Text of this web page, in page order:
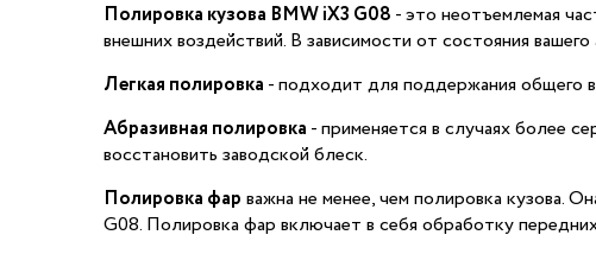
Полировка кузова BMW iX3 G08 - это неотъемлемая
внешних воздействий. В зависимости от состояния
Легкая полировка - подходит для поддержания общего
Абразивная полировка - применяется в случаях более
восстановить заводской блеск.
Полировка фар важна не менее, чем полировка кузова.
G08. Полировка фар включает в себя обработку